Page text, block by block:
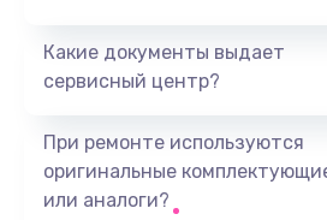
Какие документы выдает
сервисный центр?
При ремонте используются
оригинальные
или аналоги?